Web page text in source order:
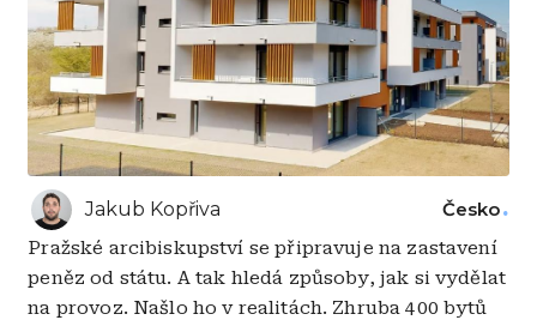
Jakub Kopřiva Česko
Pražské arcibiskupství se připravuje na zastavení
peněz od státu. A tak hledá způsoby, jak si vydělat
na provoz. Našlo ho v realitách. Zhruba 400 bytů